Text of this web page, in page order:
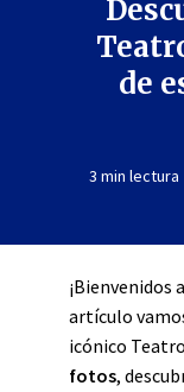
de
3 min lectura
¡Bienvenidos
artículo
icónico
fotos,